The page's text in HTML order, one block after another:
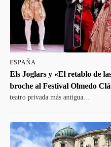
ESPAÑA
Els Joglars y «El retablo de
broche al Festival Olmedo
teatro privada más antigua...